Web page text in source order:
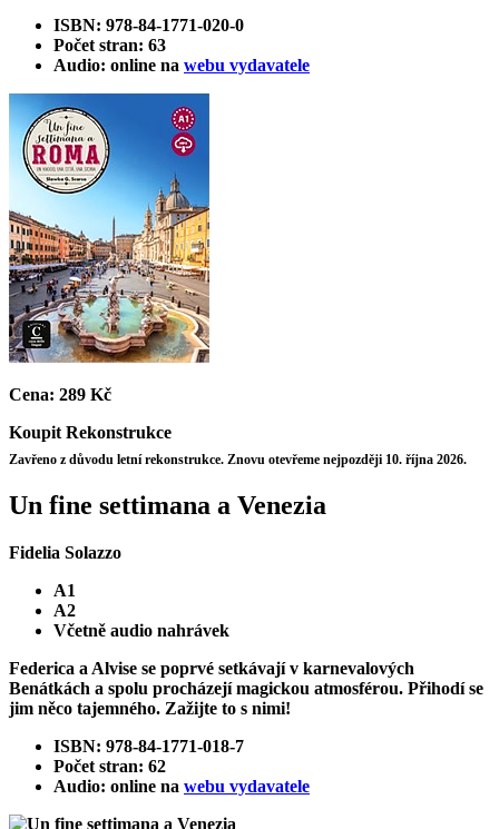
ISBN: 978-84-1771-020-0
Počet stran: 63
Audio: online na webu vydavatele
Cena: 289 Kč
Koupit Rekonstrukce
Zavřeno z důvodu letní rekonstrukce. Znovu otevřeme nejpozději 10. října 2026.
Un fine settimana a Venezia
Fidelia Solazzo
A1
A2
Včetně audio nahrávek
Federica a Alvise se poprvé setkávají v karnevalových
Benátkách a spolu procházejí magickou atmosférou. Přihodí se
jim něco tajemného. Zažijte to s nimi!
ISBN: 978-84-1771-018-7
Počet stran: 62
Audio: online na webu vydavatele